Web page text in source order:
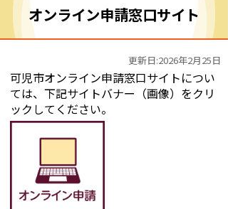
オンライン申請窓口サイト
更新日:2026年2月25日
可児市オンライン申請窓口サイトについ
ては、下記サイトバナー（画像）をクリ
ックしてください。